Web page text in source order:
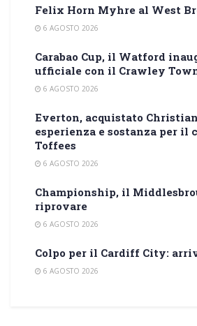
Felix Horn Myhre al West
6 AGOSTO 2026
Carabao Cup, il Watford
ufficiale con il Crawley
6 AGOSTO 2026
Everton, acquistato
esperienza e sostanza per il
Toffees
6 AGOSTO 2026
Championship, il
riprovare
6 AGOSTO 2026
Colpo per il Cardiff City:
6 AGOSTO 2026